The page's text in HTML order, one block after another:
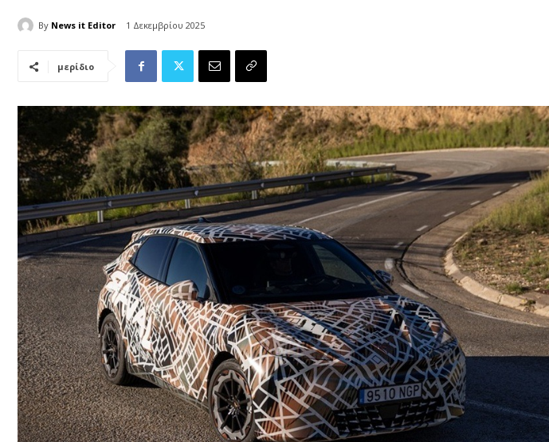
By News it Editor 1 Δεκεμβρίου 2025
μερίδιο